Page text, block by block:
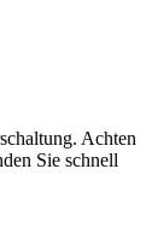
Achten
Sie schnell